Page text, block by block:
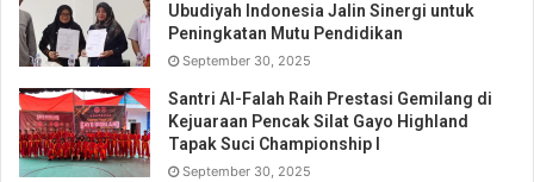
Ubudiyah Indonesia Jalin Sinergi untuk
Peningkatan Mutu Pendidikan
September 30, 2025
Santri Al-Falah Raih Prestasi Gemilang di
Kejuaraan Pencak Silat Gayo Highland
Tapak Suci Championship I
September 30, 2025